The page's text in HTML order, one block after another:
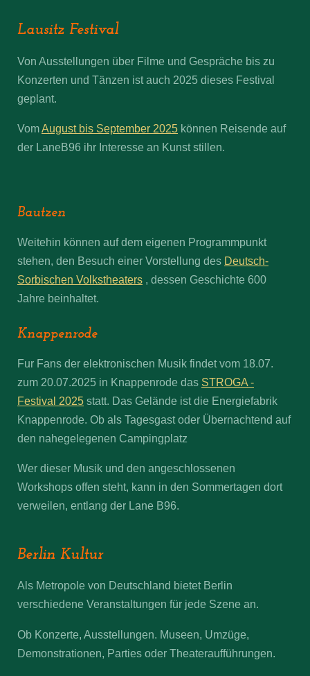
Lausitz Festival
Von Ausstellungen über Filme und Gespräche bis zu
Konzerten und Tänzen ist auch 2025 dieses Festival
geplant.
VomAugust bis September 2025 können Reisende auf
der LaneB96 ihr Interesse an Kunst stillen.
Bautzen
Weitehin können auf dem eigenen Programmpunkt
stehen, den Besuch einer Vorstellung des Deutsch-
Sorbischen Volkstheaters , dessen Geschichte 600
Jahre beinhaltet.
Knappenrode
Fur Fans der elektronischen Musik findet vom 18.07.
zum 20.07.2025 in Knappenrode das STROGA -
Festival 2025 statt. Das Gelände ist die Energiefabrik
Knappenrode. Ob als Tagesgast oder Übernachtend auf
den nahegelegenen Campingplatz
Wer dieser Musik und den angeschlossenen
Workshops offen steht, kann in den Sommertagen dort
verweilen, entlang der Lane B96.
Berlin Kultur
Als Metropole von Deutschland bietet Berlin
verschiedene Veranstaltungen für jede Szene an.
Ob Konzerte, Ausstellungen. Museen, Umzüge,
Demonstrationen, Parties oder Theateraufführungen.